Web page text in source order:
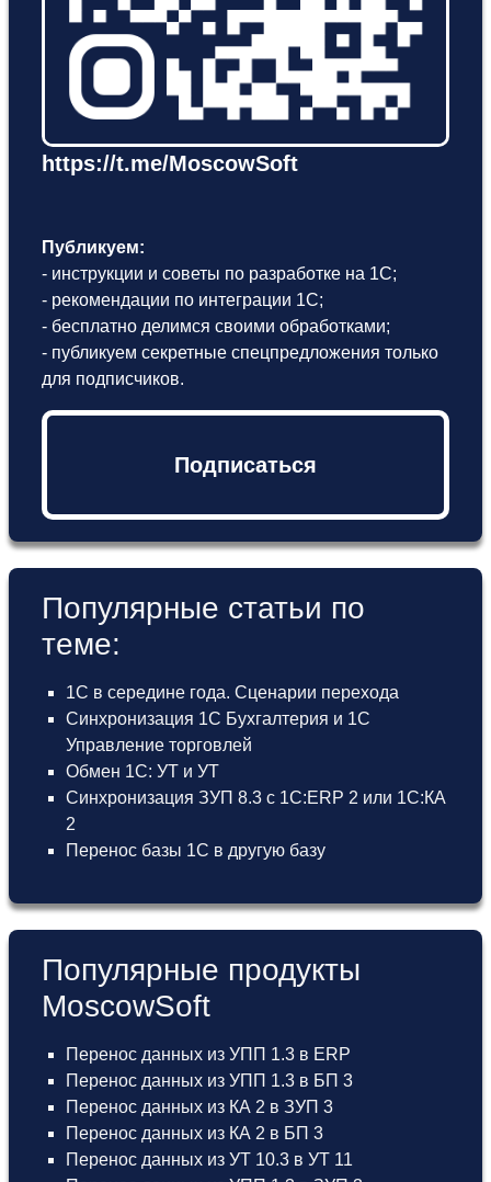
https://t.me/MoscowSoft
Публикуем:
- инструкции и советы по разработке на 1С;
- рекомендации по интеграции 1С;
- бесплатно делимся своими обработками;
- публикуем секретные спецпредложения только
для подписчиков.
Подписаться
Популярные статьи по
теме:
1С в середине года. Сценарии перехода
Синхронизация 1С Бухгалтерия и 1С
Управление торговлей
Обмен 1С: УТ и УТ
Синхронизация ЗУП 8.3 с 1С:ERP 2 или 1С:КА
2
Перенос базы 1С в другую базу
Популярные продукты
MoscowSoft
Перенос данных из УПП 1.3 в ERP
Перенос данных из УПП 1.3 в БП 3
Перенос данных из КА 2 в ЗУП 3
Перенос данных из КА 2 в БП 3
Перенос данных из УТ 10.3 в УТ 11